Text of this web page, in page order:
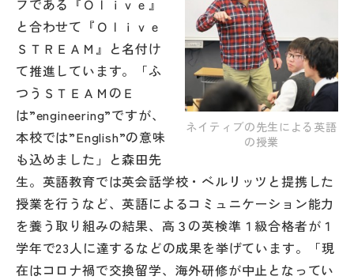
ネイティブの先生による英語
の授業
フである『Ｏｌｉｖｅ』
と合わせて『Ｏｌｉｖｅ
ＳＴＲＥＡＭ』と名付け
て推進しています。「ふ
つうＳＴＥＡＭのＥ
は”engineering”ですが、
本校では”English”の意味
も込めました」と森田先
生。英語教育では英会話学校・ベルリッツと提携した
授業を行うなど、英語によるコミュニケーション能力
を養う取り組みの結果、高３の英検準１級合格者が１
学年で23人に達するなどの成果を挙げています。「現
在はコロナ禍で交換留学、海外研修が中止となってい